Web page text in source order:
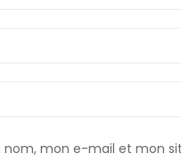
nom, mon e-mail et mon